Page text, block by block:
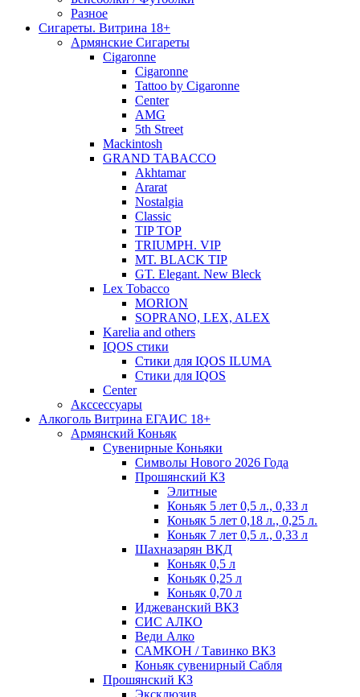
Разное
Сигареты. Витрина 18+
Армянские Сигареты
Cigaronne
Cigaronne
Tattoo by Cigaronne
Center
AMG
5th Street
Mackintosh
GRAND TABACCO
Akhtamar
Ararat
Nostalgia
Classic
TIP TOP
TRIUMPH. VIP
MT. BLACK TIP
GT. Elegant. New Bleck
Lex Tobacco
MORION
SOPRANO, LEX, ALEX
Karelia and others
IQOS стики
Стики для IQOS ILUMA
Стики для IQOS
Сenter
Акссессуары
Алкоголь Витрина ЕГАИС 18+
Армянский Коньяк
Сувенирные Коньяки
Символы Нового 2026 Года
Прошянский КЗ
Элитные
Коньяк 5 лет 0,5 л., 0,33 л
Коньяк 5 лет 0,18 л., 0,25 л.
Коньяк 7 лет 0,5 л., 0,33 л
Шахназарян ВКД
Коньяк 0,5 л
Коньяк 0,25 л
Коньяк 0,70 л
Иджеванский ВКЗ
СИС АЛКО
Веди Алко
САМКОН / Тавинко ВКЗ
Коньяк сувенирный Сабля
Прошянский КЗ
Эксклюзив